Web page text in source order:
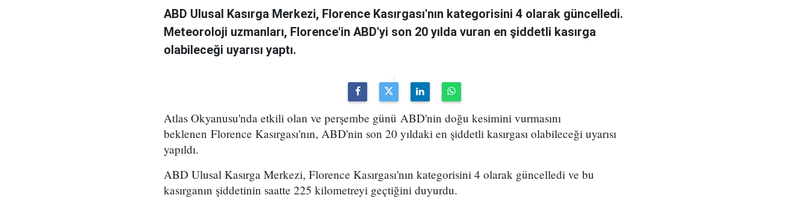
ABD Ulusal Kasırga Merkezi, Florence Kasırgası'nın kategorisini 4 olarak güncelledi.
Meteoroloji uzmanları, Florence'in ABD'yi son 20 yılda vuran en şiddetli kasırga
olabileceği uyarısı yaptı.
Atlas Okyanusu'nda etkili olan ve perşembe günü ABD'nin doğu kesimini vurmasını
beklenen Florence Kasırgası'nın, ABD'nin son 20 yıldaki en şiddetli kasırgası olabileceği uyarısı
yapıldı.
ABD Ulusal Kasırga Merkezi, Florence Kasırgası'nın kategorisini 4 olarak güncelledi ve bu
kasırganın şiddetinin saatte 225 kilometreyi geçtiğini duyurdu.